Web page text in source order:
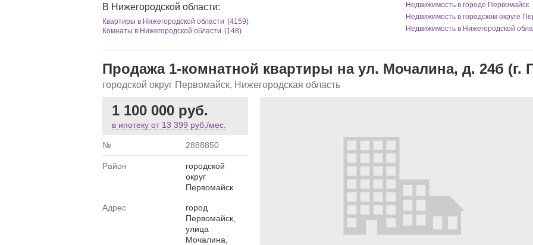
В Нижегородской области:
Квартиры в Нижегородской области (4159)
Комнаты в Нижегородской области (148)
Недвижимость в городе Первомайск
Недвижимость в городском округе
Недвижимость в Нижегородской
Продажа 1-комнатной квартиры на ул. Мочалина, д. 24б (г.
городской округ Первомайск, Нижегородская область
1 100 000 руб.
в ипотеку от 13 399 руб./мес.
№ 2888850
Район
городской
округ
Первомайск
Адрес
город
Первомайск,
улица
Мочалина,